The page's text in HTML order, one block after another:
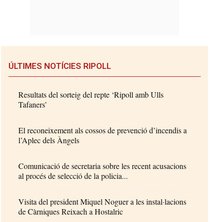
ÚLTIMES NOTÍCIES RIPOLL
Resultats del sorteig del repte ‘Ripoll amb Ulls
Tafaners’
El reconeixement als cossos de prevenció d’incendis a
l’Aplec dels Àngels
Comunicació de secretaria sobre les recent acusacions
al procés de selecció de la policia...
Visita del president Miquel Noguer a les instal·lacions
de Càrniques Reixach a Hostalric